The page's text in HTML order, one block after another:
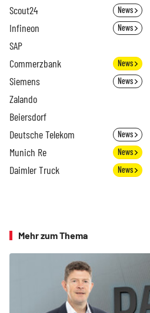
Scout24 News
Infineon News
SAP
Commerzbank News
Siemens News
Zalando
Beiersdorf
Deutsche Telekom News
Munich Re News
Daimler Truck News
Mehr zum Thema